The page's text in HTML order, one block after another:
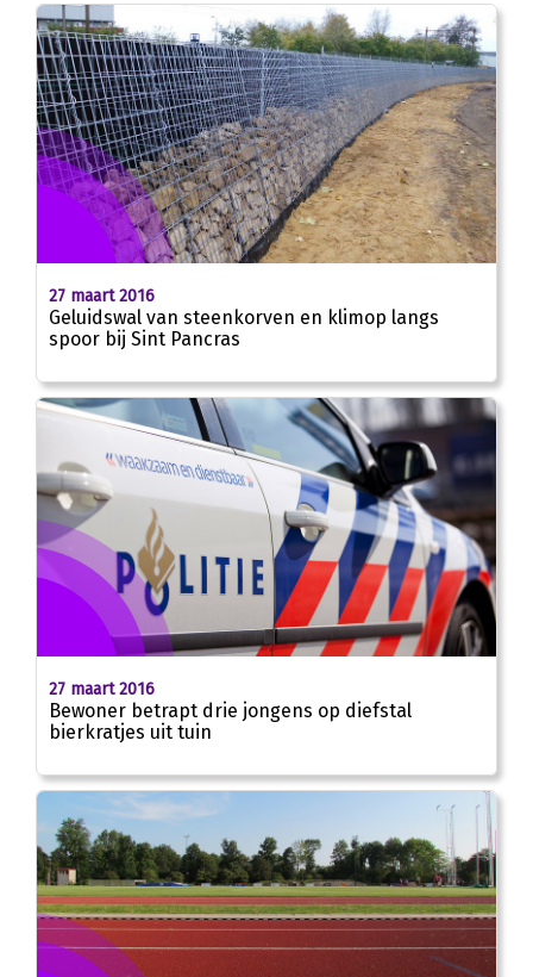
27 maart 2016
Geluidswal van steenkorven en klimop langs
spoor bij Sint Pancras
27 maart 2016
Bewoner betrapt drie jongens op diefstal
bierkratjes uit tuin